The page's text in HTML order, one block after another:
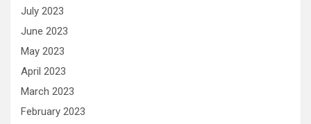
July 2023
June 2023
May 2023
April 2023
March 2023
February 2023